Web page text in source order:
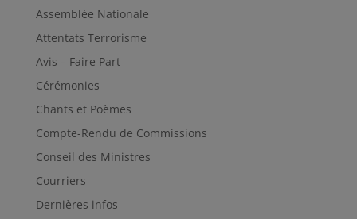
Assemblée Nationale
Attentats Terrorisme
Avis – Faire Part
Cérémonies
Chants et Poèmes
Compte-Rendu de Commissions
Conseil des Ministres
Courriers
Dernières infos